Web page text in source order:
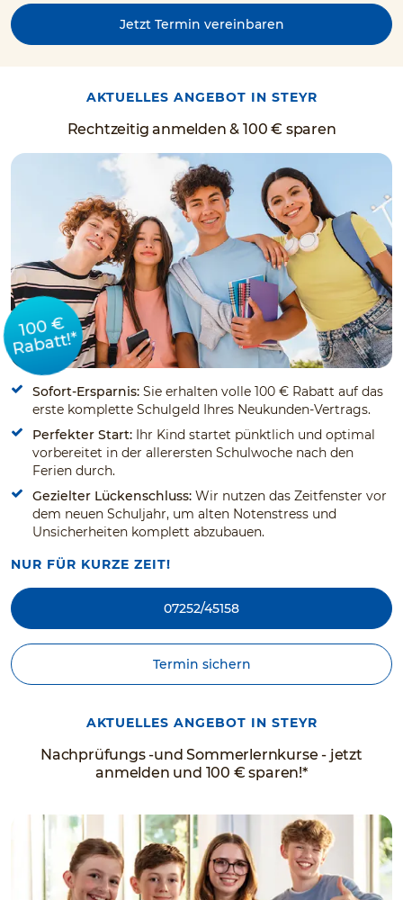
Jetzt Termin vereinbaren
AKTUELLES ANGEBOT IN STEYR
Rechtzeitig anmelden & 100 € sparen
100 €
Rabatt!*
Sofort-Ersparnis: Sie erhalten volle 100 € Rabatt auf das
erste komplette Schulgeld Ihres Neukunden-Vertrags.
Perfekter Start: Ihr Kind startet pünktlich und optimal
vorbereitet in der allerersten Schulwoche nach den
Ferien durch.
Gezielter Lückenschluss: Wir nutzen das Zeitfenster vor
dem neuen Schuljahr, um alten Notenstress und
Unsicherheiten komplett abzubauen.
NUR FÜR KURZE ZEIT!
07252/45158
Termin sichern
AKTUELLES ANGEBOT IN STEYR
Nachprüfungs -und Sommerlernkurse - jetzt
anmelden und 100 € sparen!*